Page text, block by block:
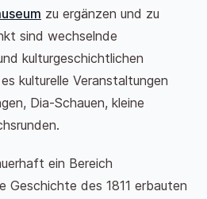
zu ergänzen und zu
sind wechselnde
kulturgeschichtlichen
kulturelle Veranstaltungen
Dia-Schauen, kleine
ein Bereich
Geschichte des 1811 erbauten